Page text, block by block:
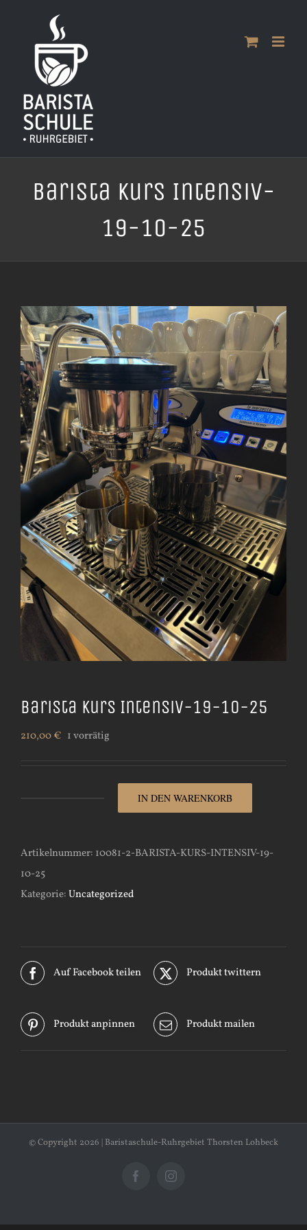
springen
Barista Kurs Intensiv-
19-10-25
Barista Kurs Intensiv-19-10-25
210,00€ 1 vorrätig
Intensiv-
10-
IN DEN WARENKORB
Artikelnummer: 10081-2-BARISTA-KURS-INTENSIV-19-
10-25
Kategorie:Uncategorized
Auf Facebook teilen Produkt twittern
Produkt anpinnen Produkt mailen
© Copyright 2026 | Baristaschule-Ruhrgebiet Thorsten Lohbeck
FacebookInstagram